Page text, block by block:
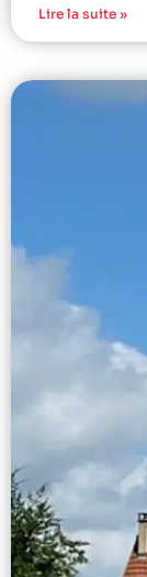
Lire la suite »